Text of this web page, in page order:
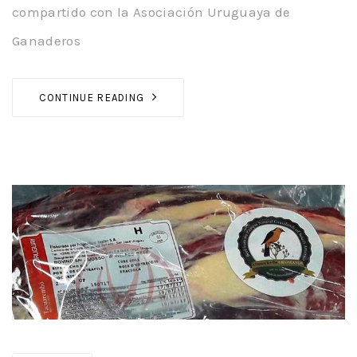
compartido con la Asociación Uruguaya de
Ganaderos
CONTINUE READING